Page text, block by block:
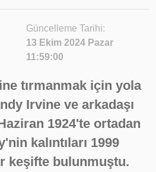
Güncelleme Tarihi:
13 Ekim 2024 Pazar
11:59:00
tırmanmak için yola
Irvine ve arkadaşı
1924'te ortadan
kalıntıları 1999
keşifte bulunmuştu.